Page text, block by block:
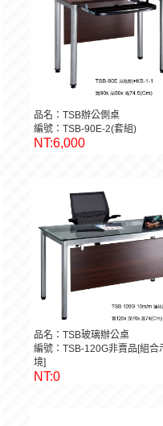
品名：TSB辦公側桌
編號：TSB-90E-2(套組)
NT:6,000
品名：TSB玻璃辦公桌
編號：TSB-120G非賣品[組合
境]
NT:0